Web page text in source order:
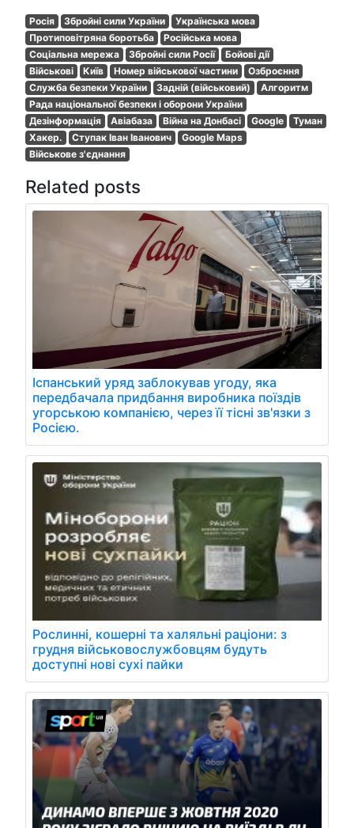
Росія Збройні сили України
Українська мова
Протиповітряна боротьба
Російська мова
Соціальна мережа
Збройні сили Росії
Бойові дії
Військові
Київ Номер військової частини
Озброєння
Служба безпеки України
Задній (військовий)
Алгоритм
Рада національної безпеки і оборони України
Дезінформація
Авіабаза Війна на Донбасі Google
Туман
Хакер.
Ступак Іван Іванович
Google Maps
Військове з'єднання
Related posts
Іспанський уряд заблокував угоду, яка
передбачала придбання виробника поїздів
угорською компанією, через її тісні зв'язки з
Росією.
Рослинні, кошерні та халяльні раціони: з
грудня військовослужбовцям будуть
доступні нові сухі пайки